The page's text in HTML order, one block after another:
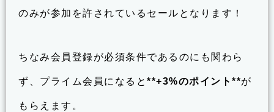
のみが参加を許されているセールとなります！
ちなみ会員登録が必須条件であるのにも関わら
ず、プライム会員になると **+3%のポイント**が
もらえます。